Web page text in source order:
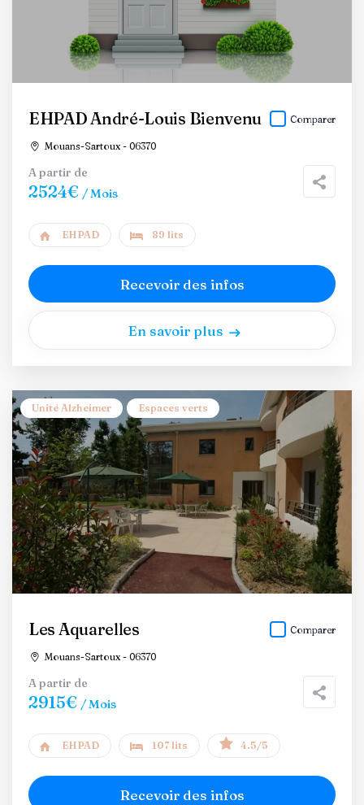
EHPAD André-Louis Bienvenu
Mouans-Sartoux - 06370
Comparer
A partir de
2524€ / Mois
EHPAD 89 lits
Recevoir des infos
En savoir plus
Unité Alzheimer Espaces verts
Les Aquarelles
Mouans-Sartoux - 06370
Comparer
A partir de
2915€ / Mois
EHPAD 107 lits 4.5/5
Recevoir des infos